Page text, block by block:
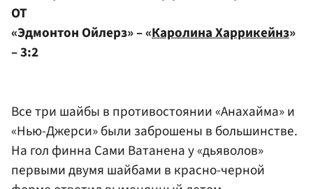
ОТ
«Эдмонтон Ойлерз» – «Каролина Харрикейнз»
– 3:2
Все три шайбы в противостоянии «Анахайма» и
«Нью-Джерси» были заброшены в большинстве.
На гол финна Сами Ватанена у «дьяволов»
первыми двумя шайбами в красно-черной